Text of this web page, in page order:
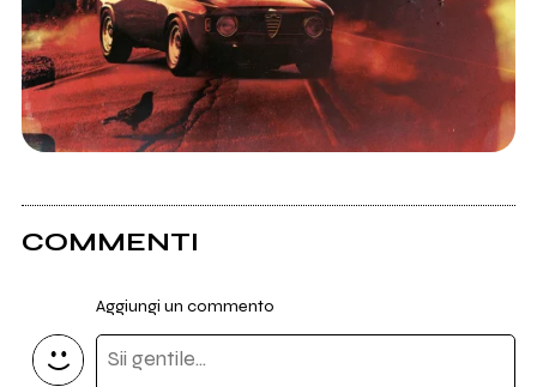
COMMENTI
Aggiungi un commento